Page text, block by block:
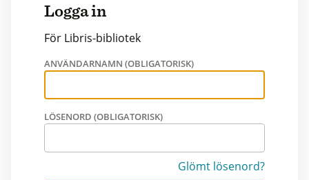
Logga in
För Libris-bibliotek
ANVÄNDARNAMN (OBLIGATORISK)
LÖSENORD (OBLIGATORISK)
Glömt lösenord?